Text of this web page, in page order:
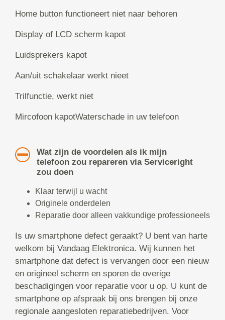
Home button functioneert niet naar behoren
Display of LCD scherm kapot
Luidsprekers kapot
Aan/uit schakelaar werkt nieet
Trilfunctie, werkt niet
Mircofoon kapotWaterschade in uw telefoon
Wat zijn de voordelen als ik mijn
telefoon zou repareren via Serviceright
zou doen
Klaar terwijl u wacht
Originele onderdelen
Reparatie door alleen vakkundige professioneels
Is uw smartphone defect geraakt? U bent van harte
welkom bij Vandaag Elektronica. Wij kunnen het
smartphone dat defect is vervangen door een nieuw
en origineel scherm en sporen de overige
beschadigingen voor reparatie voor u op. U kunt de
smartphone op afspraak bij ons brengen bij onze
regionale aangesloten reparatiebedrijven. Voor